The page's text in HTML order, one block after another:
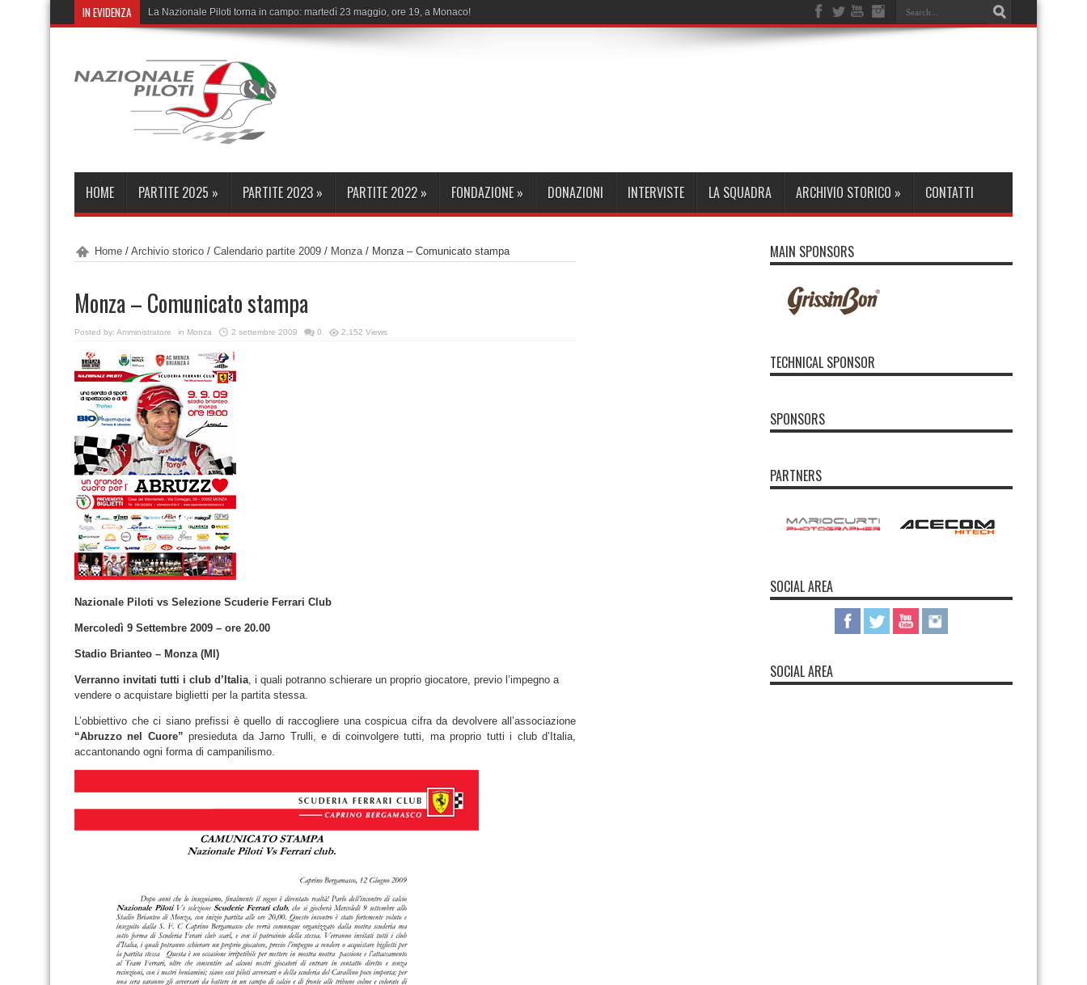
IN EVIDENZA La Nazionale Piloti torna in campo: martedì 23 maggio, ore 19, a Monaco!
HOME PARTITE 2025 » PARTITE 2023 » PARTITE 2022 » FONDAZIONE » DONAZIONI INTERVISTE LA SQUADRA ARCHIVIO STORICO » CONTATTI
Home / Archivio storico / Calendario partite 2009 / Monza/ Monza – Comunicato stampa
Monza – Comunicato stampa
Posted by: Amministratore in Monza 2 settembre 2009 0 2,152 Views
Nazionale Piloti vs Selezione Scuderie Ferrari Club
Mercoledì 9 Settembre 2009 – ore 20.00
Stadio Brianteo – Monza (MI)
Verranno invitati tutti i club d’Italia, i quali potranno schierare un proprio giocatore, previo l’impegno a
vendere o acquistare biglietti per la partita stessa.
L’obbiettivo che ci siano prefissi è quello di raccogliere una cospicua cifra da devolvere all’associazione
“Abruzzo nel Cuore” presieduta da Jarno Trulli, e di coinvolgere tutti, ma proprio tutti i club d’Italia,
accantonando ogni forma di campanilismo.
MAIN SPONSORS
TECHNICAL SPONSOR
SPONSORS
PARTNERS
SOCIAL AREA
SOCIAL AREA